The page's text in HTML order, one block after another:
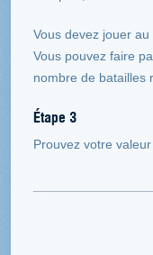
Vous devez jouer
Vous pouvez faire
nombre de batailles
Étape 3
Prouvez votre